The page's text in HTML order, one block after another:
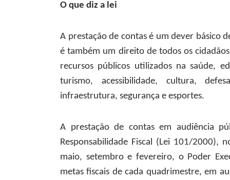
O que diz a lei
A prestação de contas é um dever básico
é também um direito de todos os
recursos públicos utilizados na saúde,
turismo, acessibilidade, cultura,
infraestrutura, segurança e esportes.
A prestação de contas em audiência
Responsabilidade Fiscal (Lei 101/2000),
maio, setembro e fevereiro, o Poder
metas fiscais de cada quadrimestre, em